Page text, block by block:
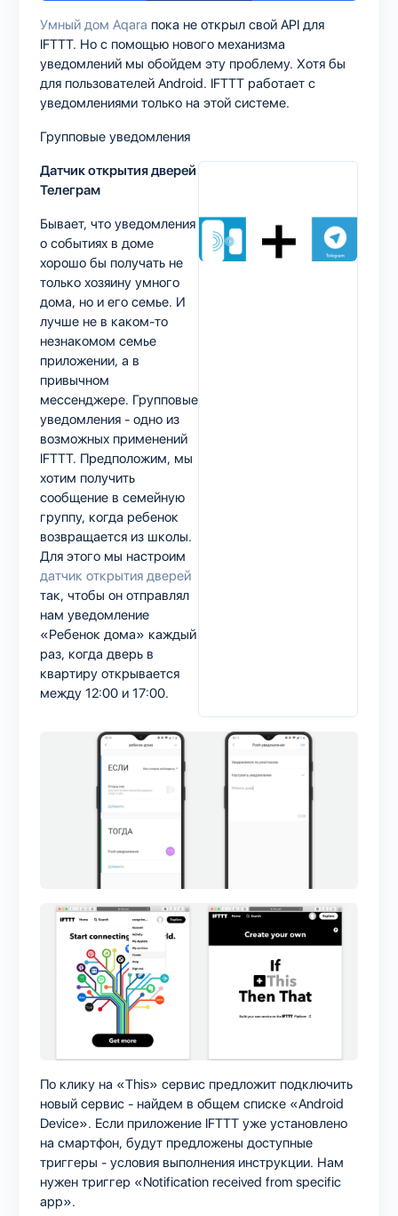
Умный дом Aqara пока не открыл свой API для
IFTTT. Но с помощью нового механизма
уведомлений мы обойдем эту проблему. Хотя бы
для пользователей Android. IFTTT работает с
уведомлениями только на этой системе.
Групповые уведомления
Датчик открытия дверей
Телеграм
Бывает, что уведомления
о событиях в доме
хорошо бы получать не
только хозяину умного
дома, но и его семье. И
лучше не в каком-то
незнакомом семье
приложении, а в
привычном
мессенджере. Групповые
уведомления - одно из
возможных применений
IFTTT. Предположим, мы
хотим получить
сообщение в семейную
группу, когда ребенок
возвращается из школы.
Для этого мы настроим
датчик открытия дверей
так, чтобы он отправлял
нам уведомление
«Ребенок дома» каждый
раз, когда дверь в
квартиру открывается
между 12:00 и 17:00.
По клику на «This» сервис предложит подключить
новый сервис - найдем в общем списке «Android
Device». Если приложение IFTTT уже установлено
на смартфон, будут предложены доступные
триггеры - условия выполнения инструкции. Нам
нужен триггер «Notification received from specific
app».